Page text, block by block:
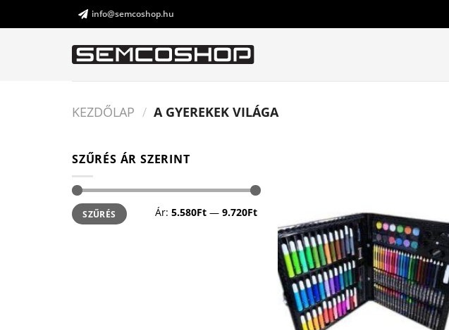
to
info@semcoshop.hu
KEZDŐLAP / A GYEREKEK VILÁGA
SZŰRÉS ÁR SZERINT
SZŰRÉS Ár: 5.580Ft— 9.720Ft